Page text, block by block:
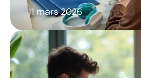
11 mars 2026